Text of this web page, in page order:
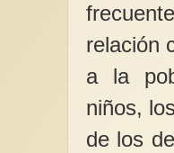
relación
a la
niños,
de los